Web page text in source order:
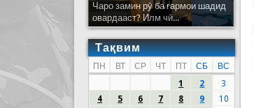
Чаро замин рӯ ба гармои шадид
овардааст? Илм чӣ...
Тақвим
ПН ВТ СР ЧТ ПТ СБ
ВС
1
2
3
4
5 6 7 8 9
10